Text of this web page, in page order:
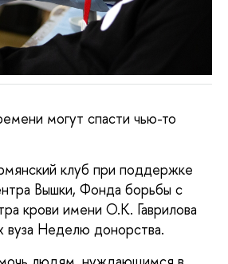
могут спасти чью-то
клуб при поддержке
Вышки, Фонда борьбы с
крови имени О.К. Гаврилова
вуза Неделю донорства.